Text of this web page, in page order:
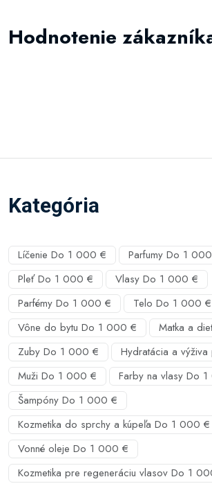
Hodnotenie
Kategória
Líčenie Do 1 000 €
Parfumy Do 1
Pleť Do 1 000 €
Vlasy Do 1 000 €
Parfémy Do 1 000 €
Telo Do 1 000 €
Vône do bytu Do 1 000 €
Matka a
Zuby Do 1 000 €
Hydratácia a
Muži Do 1 000 €
Farby na vlasy Do
Šampóny Do 1 000 €
Kozmetika do sprchy a kúpeľa Do 1 000 €
Vonné oleje Do 1 000 €
Kozmetika pre regeneráciu vlasov Do 1